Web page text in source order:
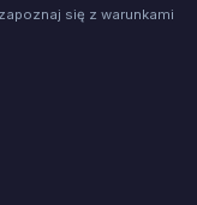
się z warunkami